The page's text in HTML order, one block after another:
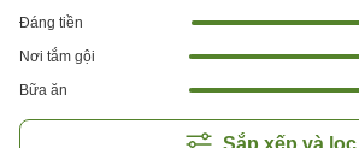
Đáng tiền
Nơi tắm gội
Bữa ăn
Sắp xếp và lọc